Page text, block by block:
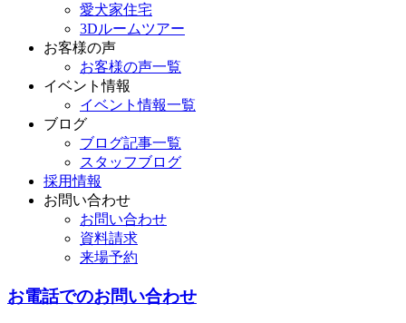
愛犬家住宅
3Dルームツアー
お客様の声
お客様の声一覧
イベント情報
イベント情報一覧
ブログ
ブログ記事一覧
スタッフブログ
採用情報
お問い合わせ
お問い合わせ
資料請求
来場予約
お電話でのお問い合わせ